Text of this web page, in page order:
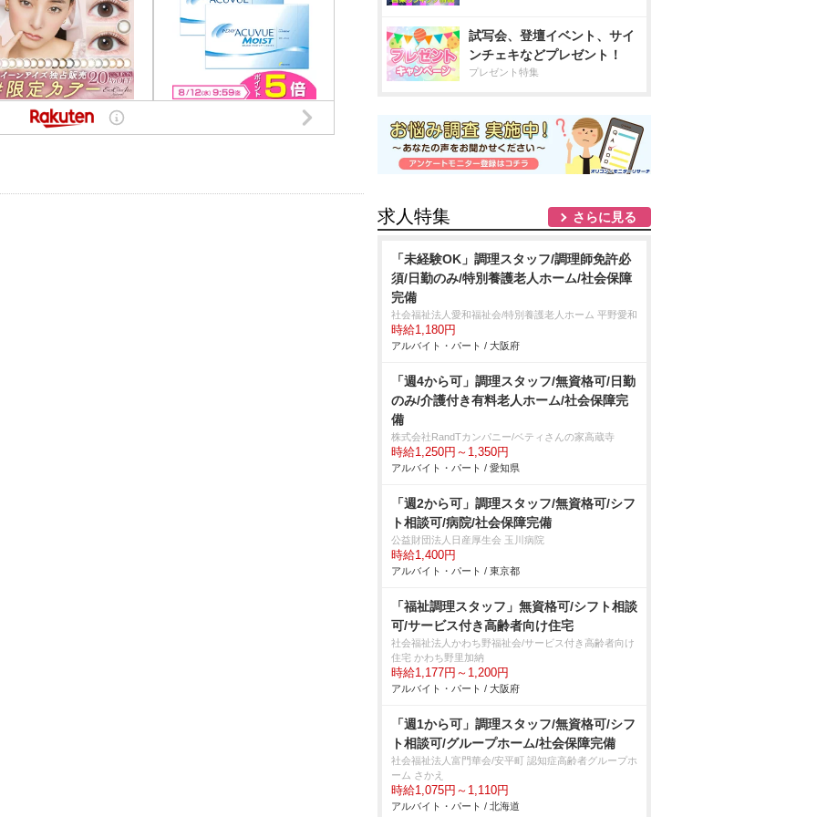
試写会、登壇イベント、サイ
ンチェキなどプレゼント！
プレゼント特集
求人特集 さらに見る
「未経験OK」調理スタッフ/調理師免許必
須/日勤のみ/特別養護老人ホーム/社会保障
完備
社会福祉法人愛和福祉会/特別養護老人ホーム 平野愛和
時給1,180円
アルバイト・パート / 大阪府
「週4から可」調理スタッフ/無資格可/日勤
のみ/介護付き有料老人ホーム/社会保障完
備
株式会社RandTカンパニー/ベティさんの家高蔵寺
時給1,250円～1,350円
アルバイト・パート / 愛知県
「週2から可」調理スタッフ/無資格可/シフ
ト相談可/病院/社会保障完備
公益財団法人日産厚生会 玉川病院
時給1,400円
アルバイト・パート / 東京都
「福祉調理スタッフ」無資格可/シフト相談
可/サービス付き高齢者向け住宅
社会福祉法人かわち野福祉会/サービス付き高齢者向け
住宅 かわち野里加納
時給1,177円～1,200円
アルバイト・パート / 大阪府
「週1から可」調理スタッフ/無資格可/シフ
ト相談可/グループホーム/社会保障完備
社会福祉法人富門華会/安平町 認知症高齢者グループホ
ーム さかえ
時給1,075円～1,110円
アルバイト・パート / 北海道